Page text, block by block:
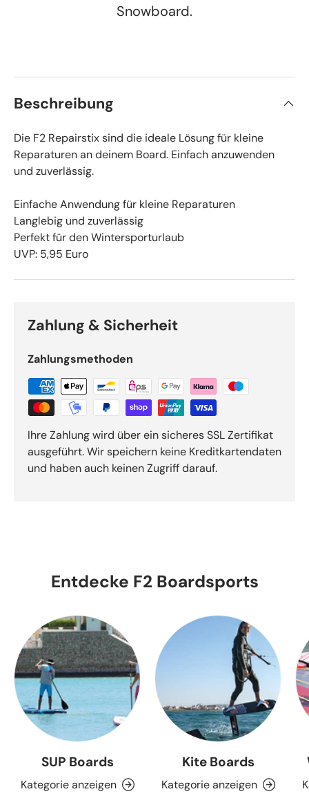
Snowboard.
Beschreibung
Die F2 Repairstix sind die ideale Lösung für kleine
Reparaturen an deinem Board. Einfach anzuwenden
und zuverlässig.
Einfache Anwendung für kleine Reparaturen
Langlebig und zuverlässig
Perfekt für den Wintersporturlaub
UVP: 5,95 Euro
Zahlung & Sicherheit
Zahlungsmethoden
Ihre Zahlung wird über ein sicheres SSL Zertifikat
ausgeführt. Wir speichern keine Kreditkartendaten
und haben auch keinen Zugriff darauf.
Entdecke F2 Boardsports
SUP Boards
Kategorie anzeigen
Kite Boards
Kategorie anzeigen